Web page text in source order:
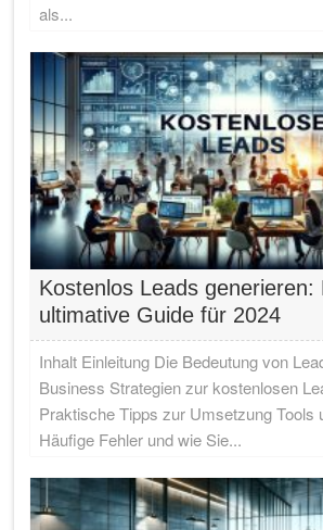
als...
Kostenlos Leads generieren:
ultimative Guide für 2024
Inhalt Einleitung Die Bedeutung von
Business Strategien zur kostenlosen
Praktische Tipps zur Umsetzung Tools
Häufige Fehler und wie Sie...